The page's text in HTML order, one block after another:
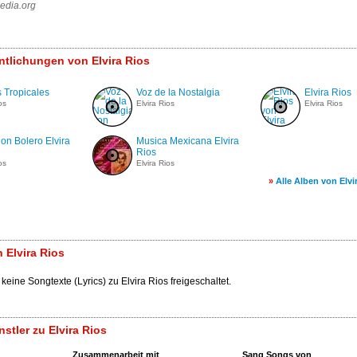
von Elvira Rios
Tropicales Voz de la Nostalgia
Elvira Rios
Elvira Rios
Elvira Rios
Bolero Elvira
Musica Mexicana Elvira
Rios
Elvira Rios
» Alle Alben von
Elvira Rios
Songtexte (Lyrics) zu Elvira Rios freigeschaltet.
zu Elvira Rios
Zusammenarbeit mit Sang Songs von